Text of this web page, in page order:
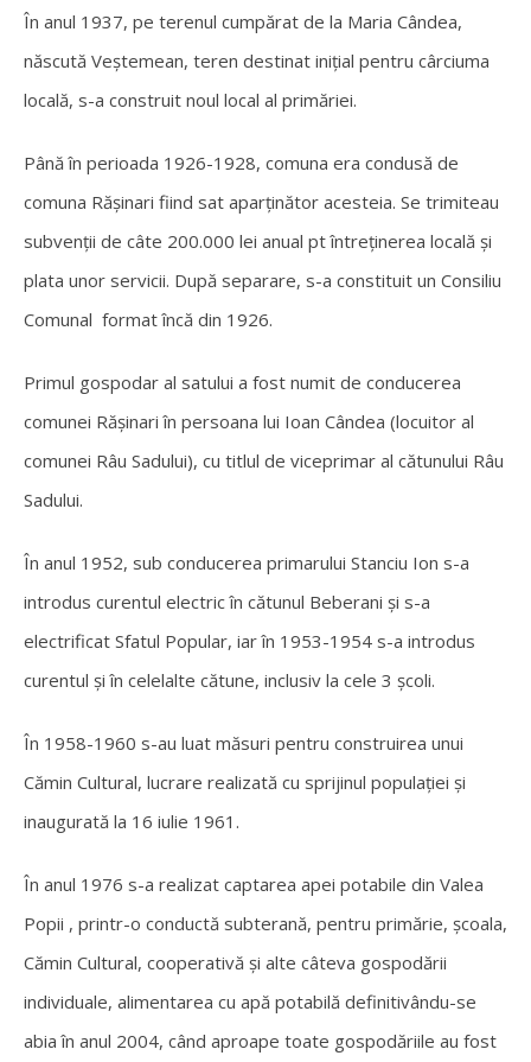
În anul 1937, pe terenul cumpărat de la Maria Cândea,
născută Veştemean, teren destinat iniţial pentru cârciuma
locală, s-a construit noul local al primăriei.
Până în perioada 1926-1928, comuna era condusă de
comuna Răşinari fiind sat aparţinător acesteia. Se trimiteau
subvenţii de câte 200.000 lei anual pt întreţinerea locală şi
plata unor servicii. După separare, s-a constituit un Consiliu
Comunal format încă din 1926.
Primul gospodar al satului a fost numit de conducerea
comunei Răşinari în persoana lui Ioan Cândea (locuitor al
comunei Râu Sadului), cu titlul de viceprimar al cătunului Râu
Sadului.
În anul 1952, sub conducerea primarului Stanciu Ion s-a
introdus curentul electric în cătunul Beberani şi s-a
electrificat Sfatul Popular, iar în 1953-1954 s-a introdus
curentul şi în celelalte cătune, inclusiv la cele 3 şcoli.
În 1958-1960 s-au luat măsuri pentru construirea unui
Cămin Cultural, lucrare realizată cu sprijinul populaţiei şi
inaugurată la 16 iulie 1961.
În anul 1976 s-a realizat captarea apei potabile din Valea
Popii , printr-o conductă subterană, pentru primărie, şcoala,
Cămin Cultural, cooperativă şi alte câteva gospodării
individuale, alimentarea cu apă potabilă definitivându-se
abia în anul 2004, când aproape toate gospodăriile au fost